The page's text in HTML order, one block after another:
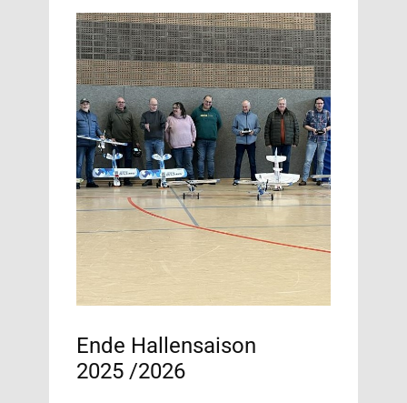
Ende Hallensaison
2025 /2026